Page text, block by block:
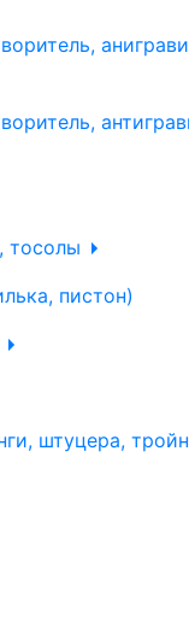
тосолы
пистон)
штуцера,